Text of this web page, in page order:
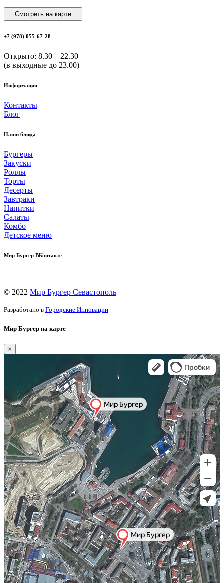
Смотреть на карте
+7 (978) 055-67-28
Открыто: 8.30 – 22.30
(в выходные до 23.00)
Информация
Контакты
Блог
Наши блюда
Бургеры
Закуски
Роллы
Торты
Десерты
Завтраки
Напитки
Салаты
Комбо
Детское меню
Мир Бургер ВКонтакте
© 2022 Мир Бургер Севастополь
Разработано в Городские Инновации
Мир Бургер на карте
×